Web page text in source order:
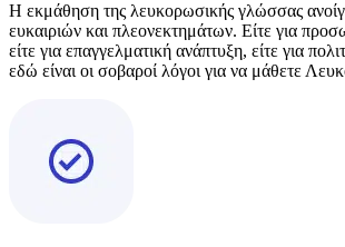
Η εκμάθηση της λευκορωσικής γλώσσας
ευκαιριών και πλεονεκτημάτων. Είτε για
είτε για επαγγελματική ανάπτυξη, είτε για
εδώ είναι οι σοβαροί λόγοι για να μάθετε